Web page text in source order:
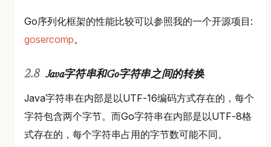
Go序列化框架的性能比较可以参照我的一个开源项目:
gosercomp。
Java字符串和Go字符串之间的转换
Java字符串在内部是以UTF-16编码方式存在的，每个
字符包含两个字节。而Go字符串在内部是以UTF-8格
式存在的，每个字符串占用的字节数可能不同。